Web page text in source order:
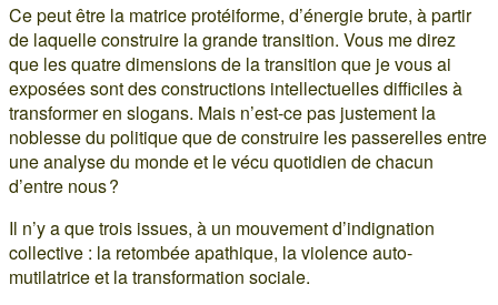
Ce peut être la matrice protéiforme, d’énergie brute, à partir
de laquelle construire la grande transition. Vous me direz
que les quatre dimensions de la transition que je vous ai
exposées sont des constructions intellectuelles difficiles à
transformer en slogans. Mais n’est-ce pas justement la
noblesse du politique que de construire les passerelles entre
une analyse du monde et le vécu quotidien de chacun
d’entre nous ?
Il n’y a que trois issues, à un mouvement d’indignation
collective : la retombée apathique, la violence auto-
mutilatrice et la transformation sociale.